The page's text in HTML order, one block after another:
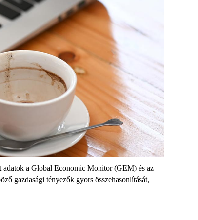
adatok a Global Economic Monitor (GEM) és az
gazdasági tényezők gyors összehasonlítását,